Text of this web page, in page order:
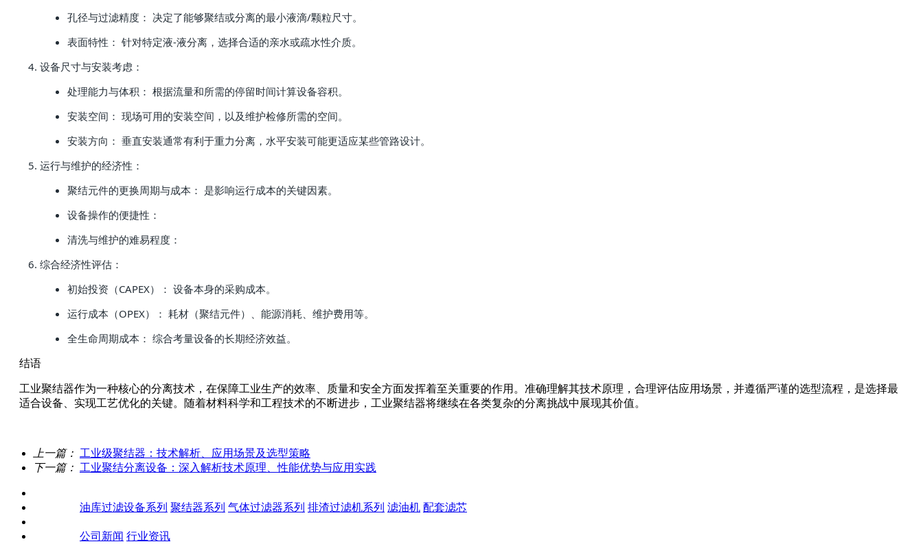
孔径与过滤精度： 决定了能够聚结或分离的最小液滴/颗粒尺寸。
表面特性： 针对特定液-液分离，选择合适的亲水或疏水性介质。
设备尺寸与安装考虑：
处理能力与体积： 根据流量和所需的停留时间计算设备容积。
安装空间： 现场可用的安装空间，以及维护检修所需的空间。
安装方向： 垂直安装通常有利于重力分离，水平安装可能更适应某些管路设计。
运行与维护的经济性：
聚结元件的更换周期与成本： 是影响运行成本的关键因素。
设备操作的便捷性：
清洗与维护的难易程度：
综合经济性评估：
初始投资（CAPEX）： 设备本身的采购成本。
运行成本（OPEX）： 耗材（聚结元件）、能源消耗、维护费用等。
全生命周期成本： 综合考量设备的长期经济效益。
结语
工业聚结器作为一种核心的分离技术，在保障工业生产的效率、质量和安全方面发挥着至关重要的作用。准确理解其技术原理，合理评估应用场景，并遵循严谨的选型流程，是选择最
适合设备、实现工艺优化的关键。随着材料科学和工程技术的不断进步，工业聚结器将继续在各类复杂的分离挑战中展现其价值。
上一篇： 工业级聚结器：技术解析、应用场景及选型策略
下一篇： 工业聚结分离设备：深入解析技术原理、性能优势与应用实践
油库过滤设备系列 聚结器系列 气体过滤器系列 排渣过滤机系列 滤油机 配套滤芯
公司新闻 行业资讯